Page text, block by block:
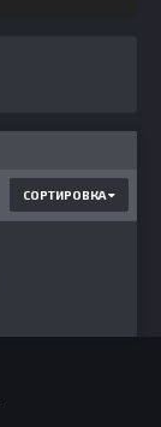
СОРТИРОВКА